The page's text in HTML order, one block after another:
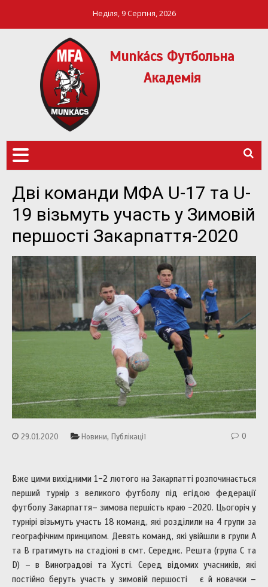
Неділя, 9 Серпня, 2026
Munkács Футбольна
Академія
Дві команди МФА U-17 та U-
19 візьмуть участь у Зимовій
першості Закарпаття-2020
29.01.2020 Новини, Публікації 0
Вже цими вихідними 1-2 лютого на Закарпатті розпочинається
перший турнір з великого футболу під егідою федерації
футболу Закарпаття– зимова першість краю -2020. Цьогоріч у
турнірі візьмуть участь 18 команд, які розділили на 4 групи за
географічним принципом. Девять команд, які увійшли в групи А
та В гратимуть на стадіоні в смт. Середнє. Решта (група С та
D) – в Виноградові та Хусті. Серед відомих учасників, які
постійно беруть участь у зимовій першості є й новачки –